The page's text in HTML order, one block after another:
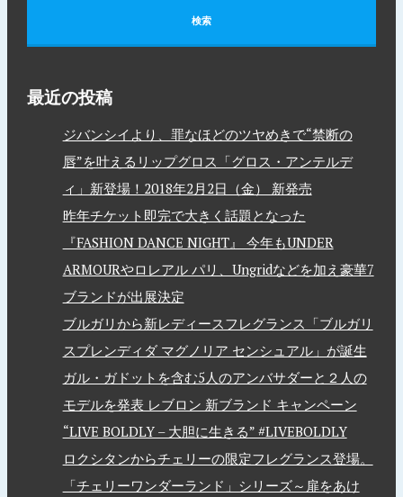
最近の投稿
ジバンシイより、罪なほどのツヤめきで“禁断の
唇”を叶えるリップグロス「グロス・アンテルデ
ィ」新登場！2018年2月2日（金） 新発売
昨年チケット即完で大きく話題となった
『FASHION DANCE NIGHT』 今年もUNDER
ARMOURやロレアル パリ、Ungridなどを加え豪華7
ブランドが出展決定
ブルガリから新レディースフレグランス「ブルガリ
スプレンディダ マグノリア センシュアル」が誕生
ガル・ガドットを含む5人のアンバサダーと２人の
モデルを発表 レブロン 新ブランド キャンペーン
“LIVE BOLDLY – 大胆に生きる” #LIVEBOLDLY
ロクシタンからチェリーの限定フレグランス登場。
「チェリーワンダーランド」シリーズ～扉をあけ